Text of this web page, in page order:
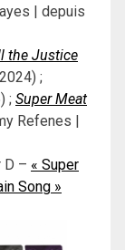
| depuis
the Justice
;
; Super Meat
Refenes |
D – « Super
Song »